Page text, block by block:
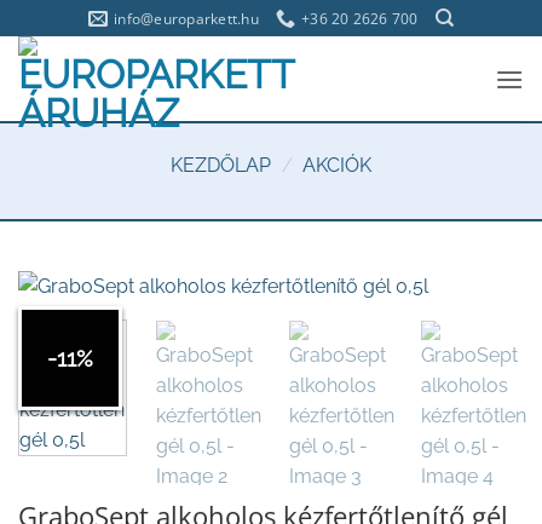
to
content
info@europarkett.hu +36 20 2626 700
KEZDŐLAP / AKCIÓK
-11%